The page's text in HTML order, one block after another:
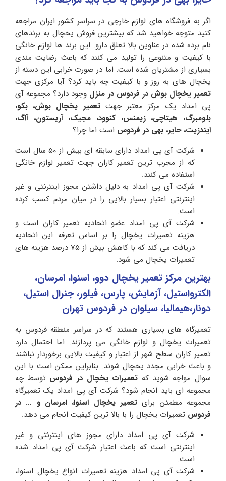
اگر به فروشگاه های لوازم خارجی در سراسر کشور ایران مراجعه
کنید متوجه خواهید شد که بیشترین فروش یخچال به برندهای
نام برده شده در عناوین بالا تعلق دارو. این برند ها لوازم خانگی
با کیفیت و متنوعی را تولید می کنند که باعث رضایت مندی
بسیاری از مشتریان شده است. اما در صورت خرابی این دسته از
یخچال های به روز و با کیفیت چه باید کرد؟ آیا مرکزی جهت
تعمیر یخچال بوش در فردوس در منزل وجود دارد؟ مجموعه آی
پی امداد یک مرکز معتبر جهت تعمیر یخچال بوش، بکو،
بلومبرگ، هیتاچی، زیمنس، کنوود، مجیک، آریستون، آاگ،
ایندزیت، حایر، بهی در فردوس است اما چرا؟
شرکت آی پی امداد دارای سابقه ای بیش از 50 سال است
که از مجرب ترین تعمیر کاران جهت تعمیر لوازم خانگی
استفاده می کنند.
شرکت آی پی امداد به دلیل داشتن مجوز اینترنتی و غیر
اینترنتی اعتبار بسیار بالایی را در میان مردم کسب کرده
است.
شرکت آی پی امداد عضو اتحادیه تعمیر کاران است و
هزینه تعمیرات یخچال را بر اساس تعرفه این اتحادیه
دریافت می کند که با کاهش بیش از 75 درصد هزینه های
تعمیرات یخچال می شود.
بهترین مرکز تعمیر یخچال دوو، اسنوا، امرسان،
الکترواستیل، آزمایش، پارس، فیلور، جنرال استیل،
دونار،هیمالیا، سیلوان در فردوس تهران
تعمیرگاه های بسیاری هستند که در سراسر منطقه فردوس به
تعمیرات یخچال و لوازم خانگی می پردازند. اما احتمال دارد
تعمیر کاران سطح شهر از اعتبار و کیفیت بالایی برخوردار نباشند
و باعث خرابی مجدد یخچال شوند. بنابراین ممکن است با این
سوال مواجه شوید که تعمیرات یخچال در فردوس توسط چه
مجموعه ای باید انجام شود؟ شرکت آی پی امداد یک تعمیرگاه
مجموعه مطمئن برای تعمیر یخچال اسنوا، امرسان و … در
فردوس تعمیرات یخچال را با بالا ترین کیفیت انجام می دهد.
شرکت آی پی امداد دارای مجوز های اینترنتی و غیر
اینترنتی است که باعث اعتبار شرکت آی پی امداد شده
است.
شرکت آی پی امداد هزینه تعمیرات انواع یخچال اسنوا،